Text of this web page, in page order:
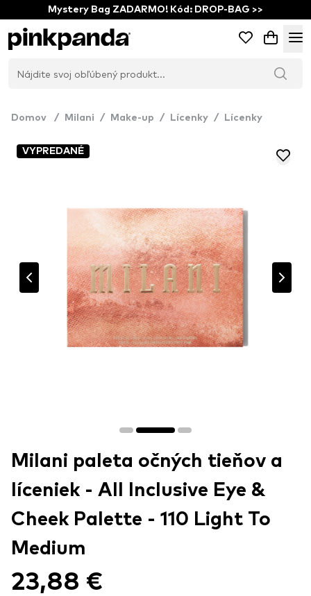
Mystery Bag ZADARMO! Kód: DROP-BAG >>
Domov / Milani / Make-up / Lícenky / Lícenky
VYPREDANÉ
Milani paleta očných tieňov a
líceniek - All Inclusive Eye &
Cheek Palette - 110 Light To
Medium
23,88 €